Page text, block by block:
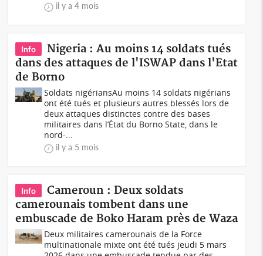
il y a 4 mois
Info
Nigeria : Au moins 14 soldats tués
dans des attaques de l'ISWAP dans l'Etat
de Borno
Soldats nigériansAu moins 14 soldats nigérians
ont été tués et plusieurs autres blessés lors de
deux attaques distinctes contre des bases
militaires dans l’État du Borno State, dans le
nord-...
il y a 5 mois
Info
Cameroun : Deux soldats
camerounais tombent dans une
embuscade de Boko Haram près de Waza
Deux militaires camerounais de la Force
multinationale mixte ont été tués jeudi 5 mars